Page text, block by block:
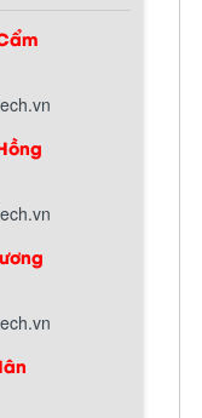
hàng
mua hàng